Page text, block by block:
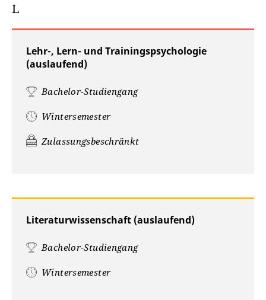
L
Lehr-, Lern- und Trainingspsychologie
(auslaufend)
Bachelor-Studiengang
Wintersemester
Zulassungsbeschränkt
Literaturwissenschaft (auslaufend)
Bachelor-Studiengang
Wintersemester